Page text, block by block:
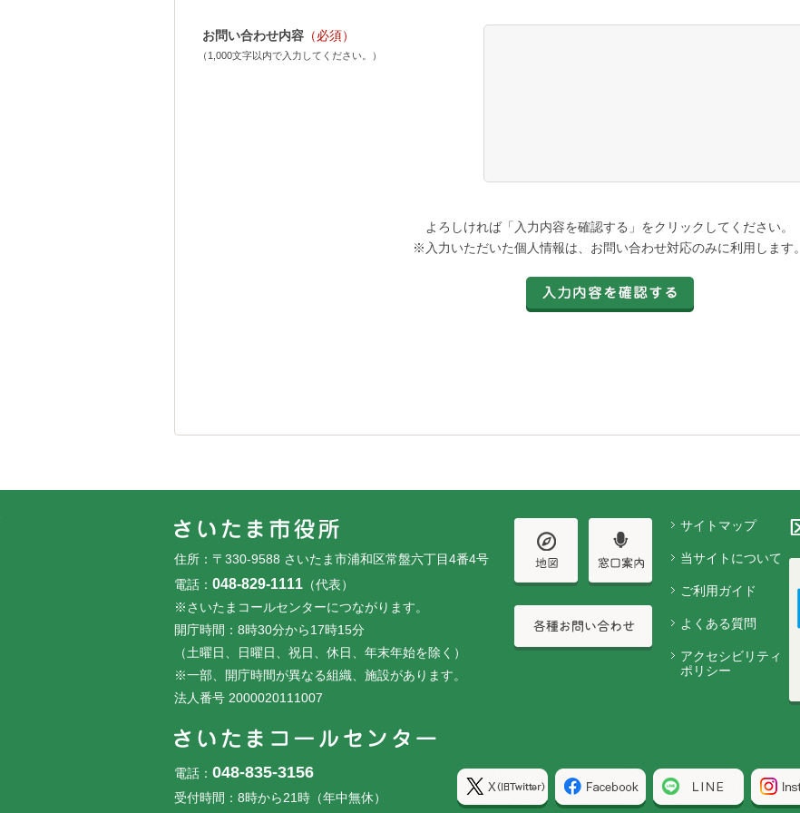
お問い合わせ内容 （必須）
（1,000文字以内で入力してください。）
よろしければ「入力内容を確認する」をクリックしてください。
※入力いただいた個人情報は、お問い合わせ対応のみに利用します。
住所：〒330-9588 さいたま市浦和区常盤六丁目4番4号
電話： 048-829-1111 （代表）
※さいたまコールセンターにつながります。
開庁時間：8時30分から17時15分
（土曜日、日曜日、祝日、休日、年末年始を除く）
※一部、開庁時間が異なる組織、施設があります。
法人番号 2000020111007
電話： 048-835-3156
受付時間：8時から21時（年中無休）
サイトマップ
当サイトについて
ご利用ガイド
よくある質問
アクセシビリティ
ポリシー